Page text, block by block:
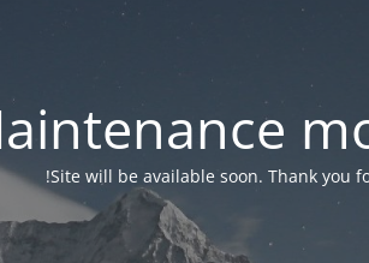
Site will be available soon. Thank you